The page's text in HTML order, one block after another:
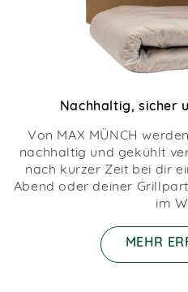
Nachhaltig, sicher
Von MAX MÜNCH
nachhaltig und gekühlt
nach kurzer Zeit bei dir
Abend oder deiner
im
MEHR